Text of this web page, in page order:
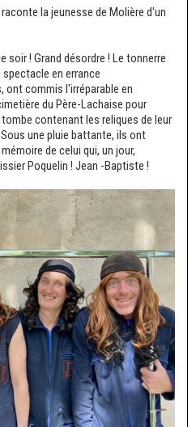
la jeunesse de Molière d'un
soir ! Grand désordre ! Le tonnerre
en errance
commis l'irréparable en
du Père-Lachaise pour
contenant les reliques de leur
une pluie battante, ils ont
de celui qui, un jour,
Poquelin ! Jean -Baptiste !